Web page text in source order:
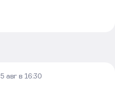
5 авг в 16:30